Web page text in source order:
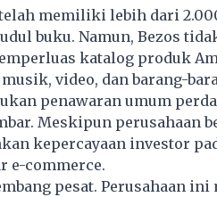
memiliki lebih dari
buku. Namun, Bezos
katalog produk
video, dan barang-
penawaran umum
Meskipun perusahaan
kepercayaan investor
e-commerce.
pesat. Perusahaan